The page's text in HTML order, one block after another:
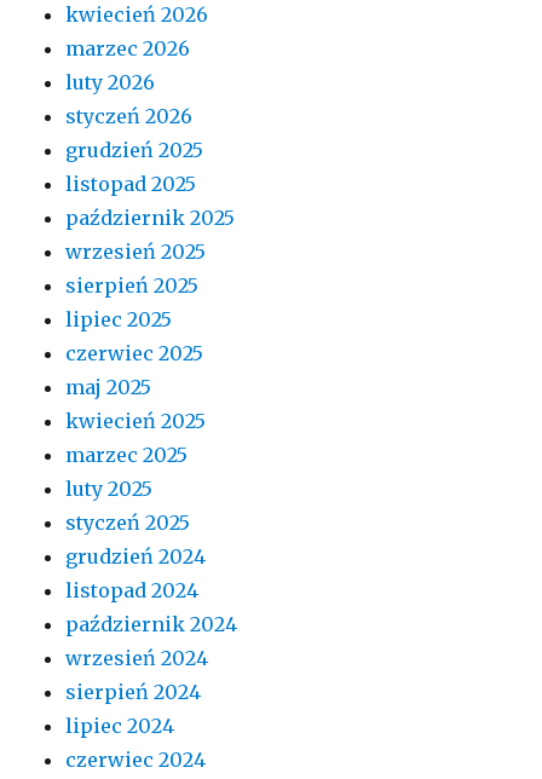
kwiecień 2026
marzec 2026
luty 2026
styczeń 2026
grudzień 2025
listopad 2025
październik 2025
wrzesień 2025
sierpień 2025
lipiec 2025
czerwiec 2025
maj 2025
kwiecień 2025
marzec 2025
luty 2025
styczeń 2025
grudzień 2024
listopad 2024
październik 2024
wrzesień 2024
sierpień 2024
lipiec 2024
czerwiec 2024